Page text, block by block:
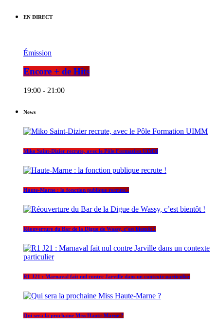
EN DIRECT
Émission
Encore + de Hits
19:00 - 21:00
News
Miko Saint-Dizier recrute, avec le Pôle Formation UIMM
Haute-Marne : la fonction publique recrute !
Réouverture du Bar de la Digue de Wassy, c’est bientôt !
R1 J21 : Marnaval fait nul contre Jarville dans un contexte particulier
Qui sera la prochaine Miss Haute-Marne ?